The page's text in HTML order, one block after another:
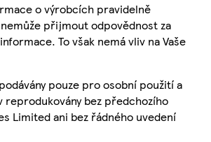
o výrobcích pravidelně
přijmout odpovědnost za
To však nemá vliv na Vaše
pouze pro osobní použití a
reprodukovány bez předchozího
Limited ani bez řádného uvedení